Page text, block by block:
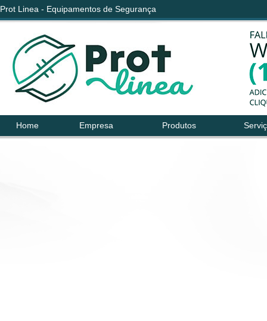
Prot Linea - Equipamentos de Segurança
Home Empresa Produtos